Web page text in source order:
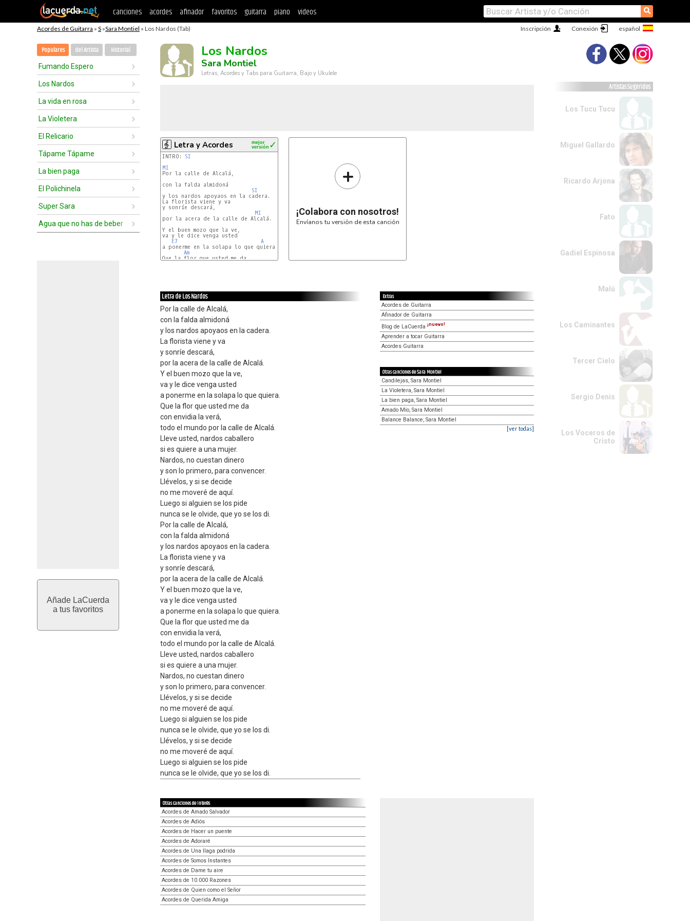
canciones acordes afinador favoritos guitarra piano videos ⚲
Acordes de Guitarra » S »Sara Montiel » Los Nardos (Tab) Conexión
Inscripción
Populares del Artista Historial
Fumando Espero
Los Nardos
La vida en rosa
La Violetera
El Relicario
Tápame Tápame
La bien paga
El Polichinela
Super Sara
Agua que no has de beber
Añade LaCuerda
a tus favoritos
Los Nardos
Sara Montiel
Letras, Acordes y Tabs para Guitarra, Bajo y Ukulele
Letra y Acordes ✓
mejor
versión
INTRO: SI
MI
con la falda almidoná
SI
y los nardos apoyaos en la cadera.
La florista viene y va
y sonríe descará,
MI
por la acera de la calle de Alcalá.
Y el buen mozo que la ve,
va y le dice venga usted
E7
A
a ponerme en la solapa lo que quiera.
Am
Que la flor que usted me da
+
¡Colabora con nosotros!
Envíanos tu versión de esta canción
Letra de Los Nardos
Por la calle de Alcalá,
con la falda almidoná
y los nardos apoyaos en la cadera.
La florista viene y va
y sonríe descará,
por la acera de la calle de Alcalá.
Y el buen mozo que la ve,
va y le dice venga usted
a ponerme en la solapa lo que quiera.
Que la flor que usted me da
con envidia la verá,
todo el mundo por la calle de Alcalá.
Lleve usted, nardos caballero
si es quiere a una mujer.
Nardos, no cuestan dinero
y son lo primero, para convencer.
Llévelos, y si se decide
no me moveré de aquí.
Luego si alguien se los pide
nunca se le olvide, que yo se los di.
Por la calle de Alcalá,
con la falda almidoná
y los nardos apoyaos en la cadera.
La florista viene y va
y sonríe descará,
por la acera de la calle de Alcalá.
Y el buen mozo que la ve,
va y le dice venga usted
a ponerme en la solapa lo que quiera.
Que la flor que usted me da
con envidia la verá,
todo el mundo por la calle de Alcalá.
Lleve usted, nardos caballero
si es quiere a una mujer.
Nardos, no cuestan dinero
y son lo primero, para convencer.
Llévelos, y si se decide
no me moveré de aquí.
Luego si alguien se los pide
nunca se le olvide, que yo se los di.
Llévelos, y si se decide
no me moveré de aquí.
Luego si alguien se los pide
nunca se le olvide, que yo se los di.
Extras
Acordes de Guitarra
Afinador de Guitarra
Blog de LaCuerda ¡nuevo!
Aprender a tocar Guitarra
Acordes Guitarra
Otras canciones de Sara Montiel
Candilejas, Sara Montiel
La Violetera, Sara Montiel
La bien paga, Sara Montiel
Amado Mío, Sara Montiel
Balance Balance, Sara Montiel
[ver todas]
Otras canciones de interés
Acordes de Amado Salvador
Acordes de Adiós
Acordes de Hacer un puente
Acordes de Adoraré
Acordes de Una llaga podrida
Acordes de Somos Instantes
Acordes de Dame tu aire
Acordes de 10.000 Razones
Acordes de Quien como el Señor
Acordes de Querida Amiga
Artistas Sugeridos
Los Tucu Tucu
Miguel Gallardo
Ricardo Arjona
Fato
Gadiel Espinosa
Malú
Los Caminantes
Tercer Cielo
Sergio Denis
Los Voceros de
Cristo